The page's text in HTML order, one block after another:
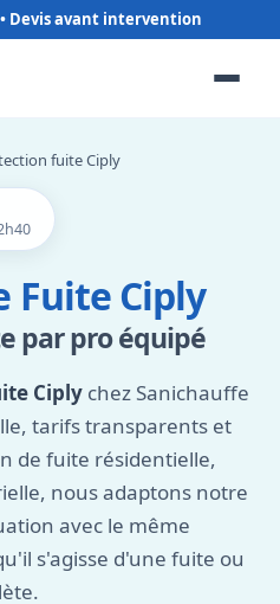
fuite Ciply
Fuite Ciply
par pro équipé
Ciply chez Sanichauffe
tarifs transparents et
de fuite résidentielle,
nous adaptons notre
avec le même
s'agisse d'une fuite ou